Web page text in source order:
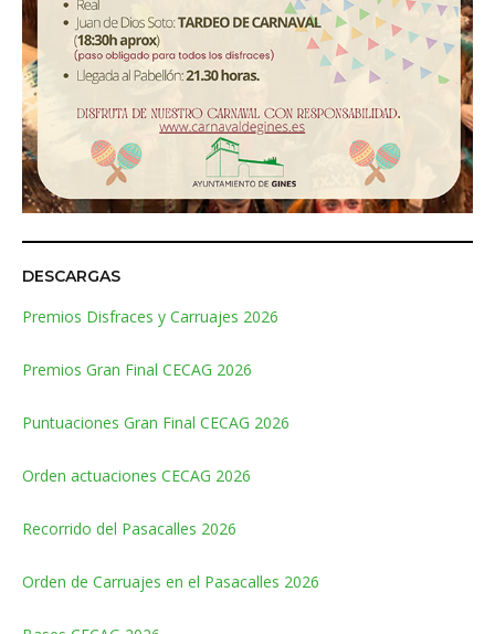
DESCARGAS
Premios Disfraces y Carruajes 2026
Premios Gran Final CECAG 2026
Puntuaciones Gran Final CECAG 2026
Orden actuaciones CECAG 2026
Recorrido del Pasacalles 2026
Orden de Carruajes en el Pasacalles 2026